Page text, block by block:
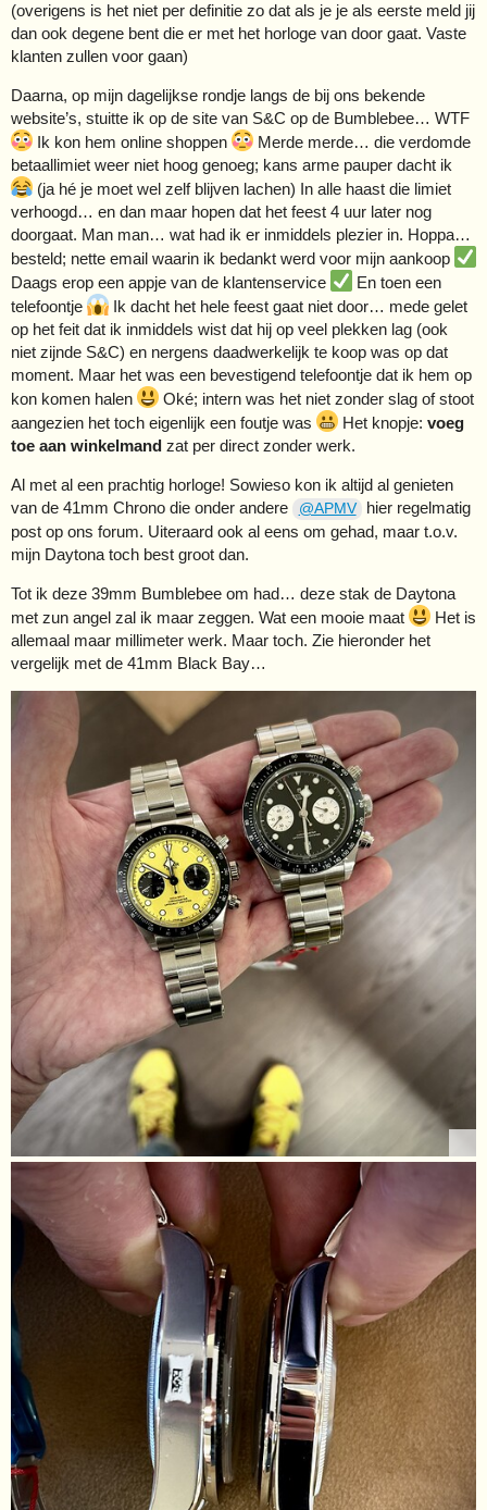
(overigens is het niet per definitie zo dat als je je als eerste meld jij
dan ook degene bent die er met het horloge van door gaat. Vaste
klanten zullen voor gaan)
Daarna, op mijn dagelijkse rondje langs de bij ons bekende
website’s, stuitte ik op de site van S&C op de Bumblebee… WTF
Ik kon hem online shoppen
Merde merde… die verdomde
betaallimiet weer niet hoog genoeg; kans arme pauper dacht ik
(ja hé je moet wel zelf blijven lachen) In alle haast die limiet
verhoogd… en dan maar hopen dat het feest 4 uur later nog
doorgaat. Man man… wat had ik er inmiddels plezier in. Hoppa…
besteld; nette email waarin ik bedankt werd voor mijn aankoop
Daags erop een appje van de klantenservice
En toen een
telefoontje
Ik dacht het hele feest gaat niet door… mede gelet
op het feit dat ik inmiddels wist dat hij op veel plekken lag (ook
niet zijnde S&C) en nergens daadwerkelijk te koop was op dat
moment. Maar het was een bevestigend telefoontje dat ik hem op
kon komen halen
Oké; intern was het niet zonder slag of stoot
aangezien het toch eigenlijk een foutje was
Het knopje: voeg
toe aan winkelmand zat per direct zonder werk.
Al met al een prachtig horloge! Sowieso kon ik altijd al genieten
van de 41mm Chrono die onder andere
@APMV
hier regelmatig
post op ons forum. Uiteraard ook al eens om gehad, maar t.o.v.
mijn Daytona toch best groot dan.
Tot ik deze 39mm Bumblebee om had… deze stak de Daytona
met zun angel zal ik maar zeggen. Wat een mooie maat
Het is
allemaal maar millimeter werk. Maar toch. Zie hieronder het
vergelijk met de 41mm Black Bay…